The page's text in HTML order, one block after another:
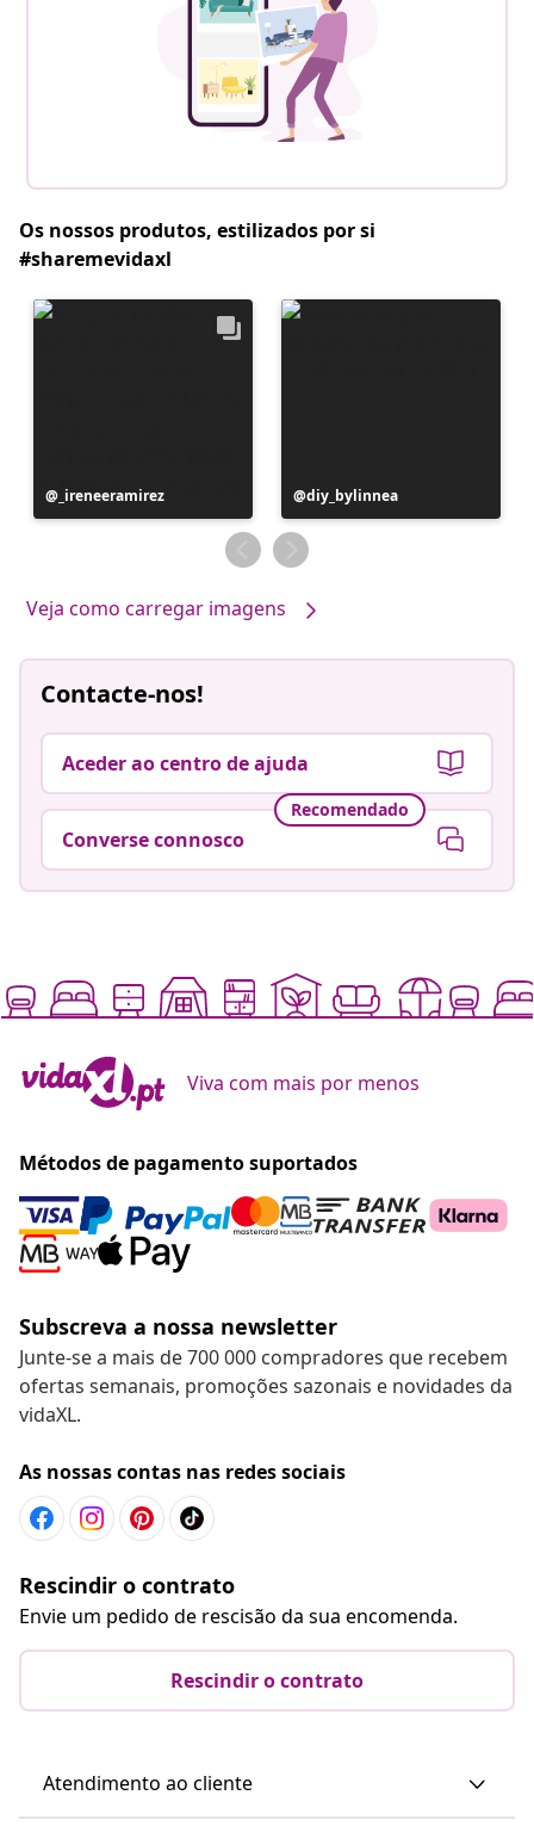
Os nossos produtos, estilizados por si
#sharemevidaxl
Postagem
publicada
_ireneeramirez
Postagem
publicada
por
diy_bylinnea
Veja como carregar imagens
Contacte-nos!
Aceder ao centro de ajuda
Recomendado
Converse connosco
Viva com mais por menos
Métodos de pagamento suportados
Subscreva a nossa newsletter
Junte-se a mais de 700 000 compradores que recebem
ofertas semanais, promoções sazonais e novidades da
vidaXL.
As nossas contas nas redes sociais
Rescindir o contrato
Envie um pedido de rescisão da sua encomenda.
Rescindir o contrato
Atendimento ao cliente